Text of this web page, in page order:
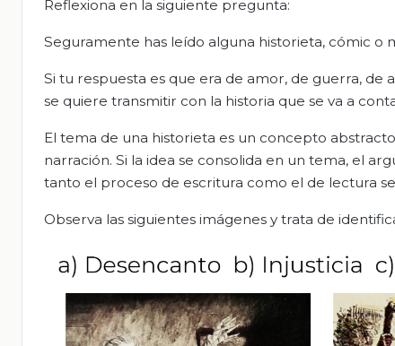
Reflexiona en la siguiente pregunta:
Seguramente has leído alguna historieta, cómic o
Si tu respuesta es que era de amor, de guerra, de
se quiere transmitir con la historia que se va a
El tema de una historieta es un concepto
narración. Si la idea se consolida en un tema, el
tanto el proceso de escritura como el de lectura
Observa las siguientes imágenes y trata de